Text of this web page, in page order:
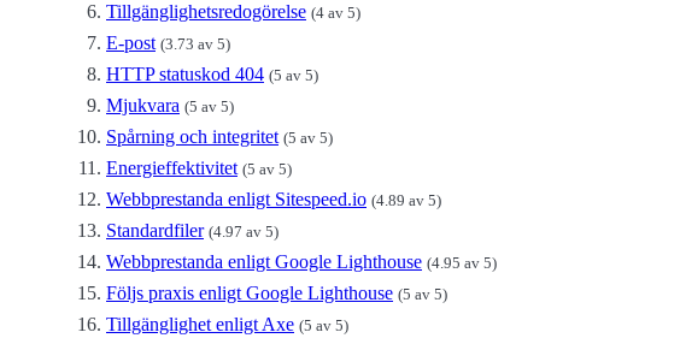
Tillgänglighetsredogörelse (4 av 5)
E-post (3.73 av 5)
HTTP statuskod 404 (5 av 5)
Mjukvara (5 av 5)
Spårning och integritet (5 av 5)
Energieffektivitet (5 av 5)
Webbprestanda enligt Sitespeed.io (4.89 av 5)
Standardfiler (4.97 av 5)
Webbprestanda enligt Google Lighthouse (4.95 av 5)
Följs praxis enligt Google Lighthouse (5 av 5)
Tillgänglighet enligt Axe (5 av 5)